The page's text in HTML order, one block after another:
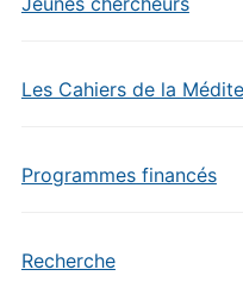
Les Cahiers de la
Programmes financés
Recherche